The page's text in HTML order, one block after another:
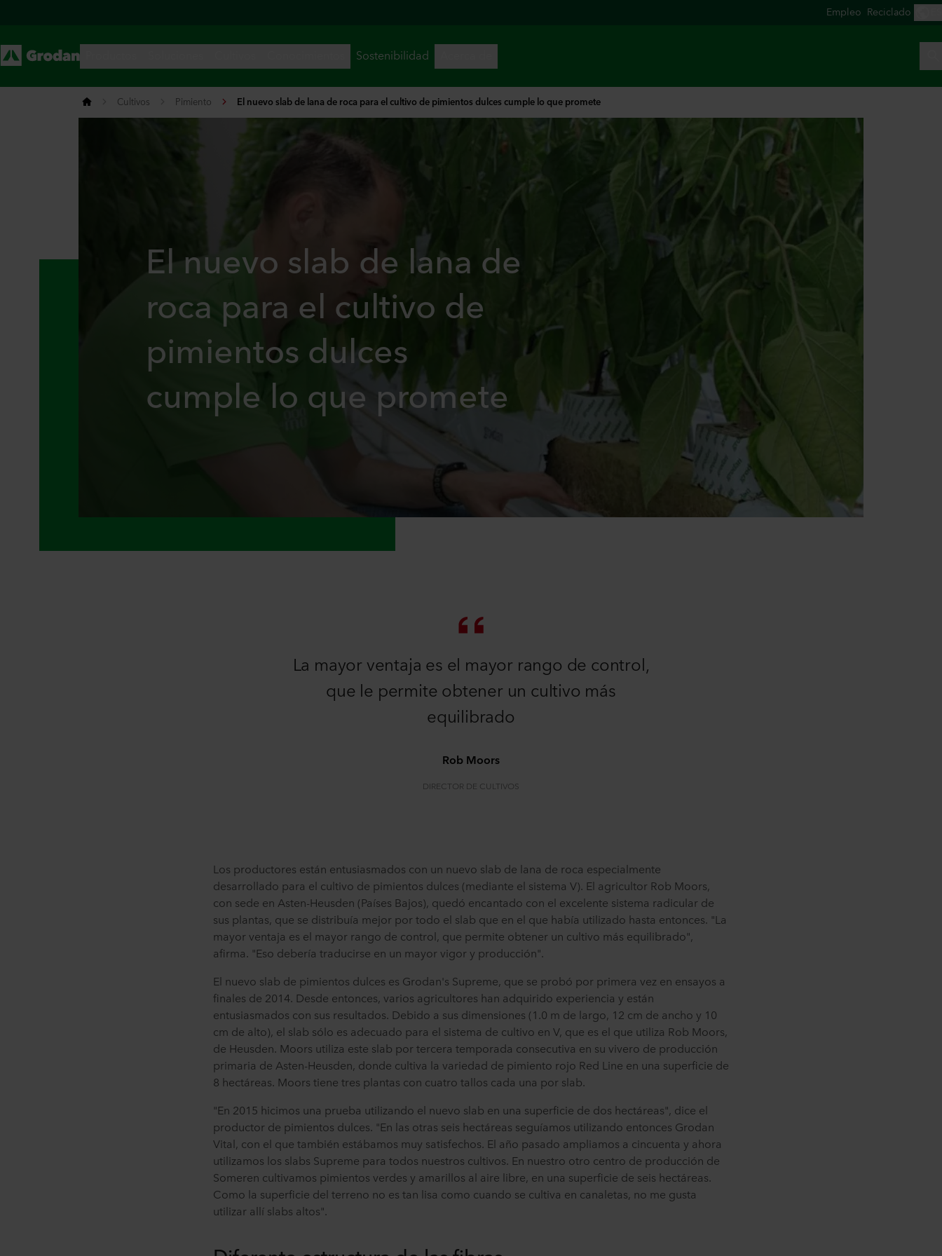
Cultivos Pimiento El nuevo slab de lana de roca para el cultivo de pimientos dulces cumple lo que promete
El nuevo slab de lana de
roca para el cultivo de
pimientos dulces
cumple lo que promete
La mayor ventaja es el mayor rango de control,
que le permite obtener un cultivo más
equilibrado
Rob Moors
DIRECTOR DE CULTIVOS
Los productores están entusiasmados con un nuevo slab de lana de roca especialmente
desarrollado para el cultivo de pimientos dulces (mediante el sistema V). El agricultor Rob Moors,
con sede en Asten-Heusden (Países Bajos), quedó encantado con el excelente sistema radicular de
sus plantas, que se distribuía mejor por todo el slab que en el que había utilizado hasta entonces. "La
mayor ventaja es el mayor rango de control, que permite obtener un cultivo más equilibrado",
afirma. "Eso debería traducirse en un mayor vigor y producción".
El nuevo slab de pimientos dulces es Grodan's Supreme, que se probó por primera vez en ensayos a
finales de 2014. Desde entonces, varios agricultores han adquirido experiencia y están
entusiasmados con sus resultados. Debido a sus dimensiones (1.0 m de largo, 12 cm de ancho y 10
cm de alto), el slab sólo es adecuado para el sistema de cultivo en V, que es el que utiliza Rob Moors,
de Heusden. Moors utiliza este slab por tercera temporada consecutiva en su vivero de producción
primaria de Asten-Heusden, donde cultiva la variedad de pimiento rojo Red Line en una superficie de
8 hectáreas. Moors tiene tres plantas con cuatro tallos cada una por slab.
"En 2015 hicimos una prueba utilizando el nuevo slab en una superficie de dos hectáreas", dice el
productor de pimientos dulces. "En las otras seis hectáreas seguíamos utilizando entonces Grodan
Vital, con el que también estábamos muy satisfechos. El año pasado ampliamos a cincuenta y ahora
utilizamos los slabs Supreme para todos nuestros cultivos. En nuestro otro centro de producción de
Someren cultivamos pimientos verdes y amarillos al aire libre, en una superficie de seis hectáreas.
Como la superficie del terreno no es tan lisa como cuando se cultiva en canaletas, no me gusta
utilizar allí slabs altos".